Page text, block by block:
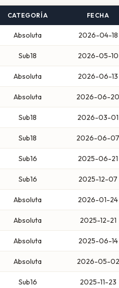
CATEGORÍA FECHA
Absoluta 2026-04-18
Sub18 2026-05-10
Absoluta 2026-06-13
Absoluta 2026-06-20
Sub18 2026-03-01
Sub18 2026-06-07
Sub16 2025-06-21
Sub16 2025-12-07
Absoluta 2026-01-24
Absoluta 2025-12-21
Absoluta 2025-06-14
Absoluta 2026-05-02
Sub16 2025-11-23